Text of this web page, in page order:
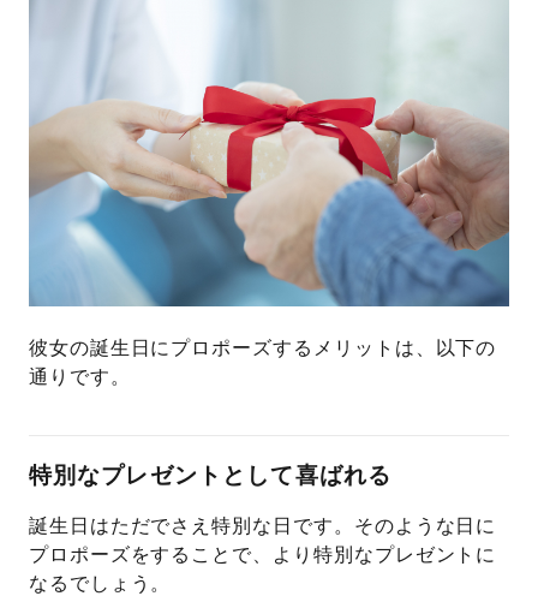
彼女の誕生日にプロポーズするメリットは、以下の
通りです。
特別なプレゼントとして喜ばれる
誕生日はただでさえ特別な日です。そのような日に
プロポーズをすることで、より特別なプレゼントに
なるでしょう。